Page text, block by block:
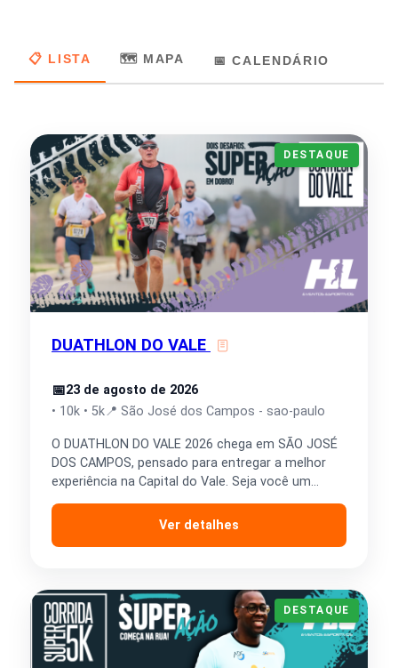
📋 LISTA 🗺️ MAPA 📅 CALENDÁRIO
DESTAQUE
DUATHLON DO VALE
📅23 de agosto de 2026
• 10k • 5k📍 São José dos Campos - sao-paulo
O DUATHLON DO VALE 2026 chega em SÃO JOSÉ
DOS CAMPOS, pensado para entregar a melhor
experiência na Capital do Vale. Seja você um…
Ver detalhes
DESTAQUE